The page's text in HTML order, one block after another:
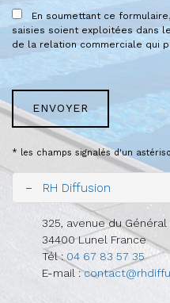
En soumettant ce
saisies soient exploitées dans
de la relation commerciale qui
* les champs signalés d'un
RH Diffusion
-
325, avenue du
34400 Lunel France
Tél : 04 67 83 57 35
E-mail :